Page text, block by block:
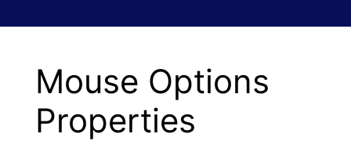
Mouse Options
Properties